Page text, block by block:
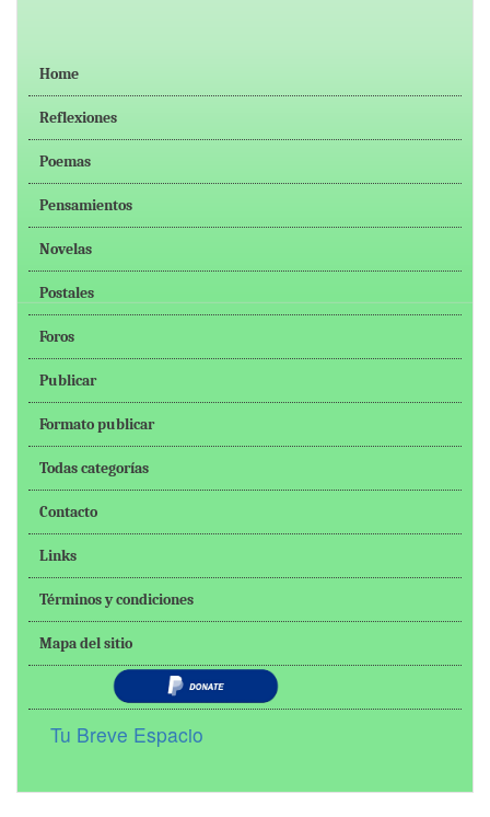
Home
Reflexiones
Poemas
Pensamientos
Novelas
Postales
Foros
Publicar
Formato publicar
Todas categorías
Contacto
Links
Términos y condiciones
Mapa del sitio
Tu Breve Espacio